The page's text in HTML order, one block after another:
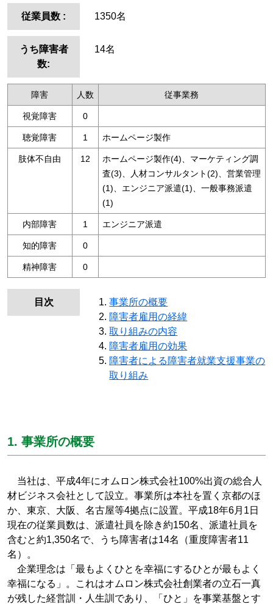
従業員数 : 1350名
うち障害者
数:
14名
障害 人数 従事業務
視覚障害 0
聴覚障害 1 ホームページ製作
肢体不自由 12
ホームページ製作(4)、マーケティング調
査(3)、人材コンサルタント(2)、営業管理
(1)、エンジニア派遣(1)、一般事務派遣
(1)
内部障害 1 エンジニア派遣
知的障害 0
精神障害 0
目次
事業所の概要
障害者雇用の経緯
取り組みの内容
障害者雇用の効果
障害者による障害者就業支援事業の
取り組み
1. 事業所の概要
当社は、平成4年にオムロン株式会社100%出資の総合人
材ビジネス会社として設立。事業所は本社を置く京都のほ
か、東京、大阪、名古屋等4拠点に設置。平成18年6月1日
現在の従業員数は、派遣社員を除き約150名、派遣社員を
含むと約1,350名で、うち障害者は14名（重度障害者11
名）。
企業理念は「最もよくひとを幸福にするひとが最もよく
幸福になる」。これはオムロン株式会社創業者の立石一真
が残した経営訓・人生訓であり、「ひと」を事業基盤とす